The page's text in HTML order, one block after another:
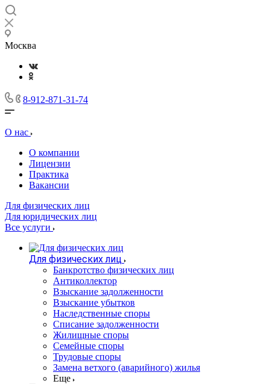
Москва
8-912-871-31-74
О нас
О компании
Лицензии
Практика
Вакансии
Для физических лиц
Для юридических лиц
Все услуги
Для физических лиц
Банкротство физических лиц
Антиколлектор
Взыскание задолженности
Взыскание убытков
Наследственные споры
Списание задолженности
Жилищные споры
Семейные споры
Трудовые споры
Замена ветхого (аварийного) жилья
Еще